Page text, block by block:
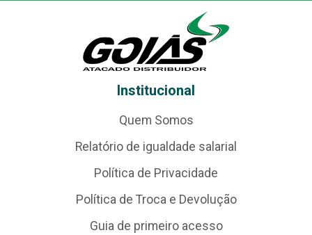
Institucional
Quem Somos
Relatório de igualdade salarial
Política de Privacidade
Política de Troca e Devolução
Guia de primeiro acesso